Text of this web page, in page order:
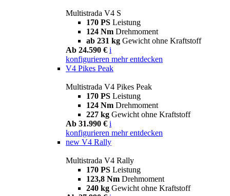
Multistrada V4 S
170 PS Leistung
124 Nm Drehmoment
ab 231 kg Gewicht ohne Kraftstoff
Ab 24.590 € i
konfigurieren mehr entdecken
V4 Pikes Peak
Multistrada V4 Pikes Peak
170 PS Leistung
124 Nm Drehmoment
227 kg Gewicht ohne Kraftstoff
Ab 31.990 € i
konfigurieren mehr entdecken
new V4 Rally
Multistrada V4 Rally
170 PS Leistung
123,8 Nm Drehmoment
240 kg Gewicht ohne Kraftstoff